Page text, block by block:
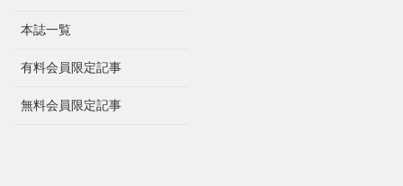
本誌一覧
有料会員限定記事
無料会員限定記事